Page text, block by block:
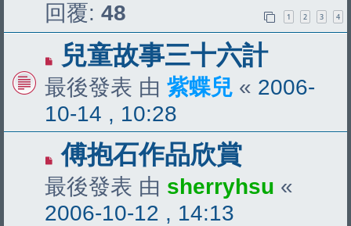
回覆: 48 1 2 3 4
兒童故事三十六計
最後發表 由 紫蝶兒 « 2006-
10-14 , 10:28
傅抱石作品欣賞
最後發表 由 sherryhsu «
2006-10-12 , 14:13